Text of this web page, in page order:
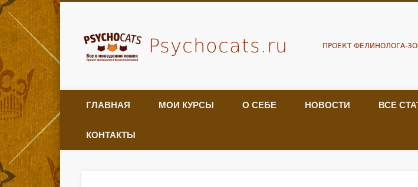
Psychocats.ru ПРОЕКТ ФЕЛИНОЛОГА-
ГЛАВНАЯ МОИ КУРСЫ О СЕБЕ НОВОСТИ ВСЕ
КОНТАКТЫ